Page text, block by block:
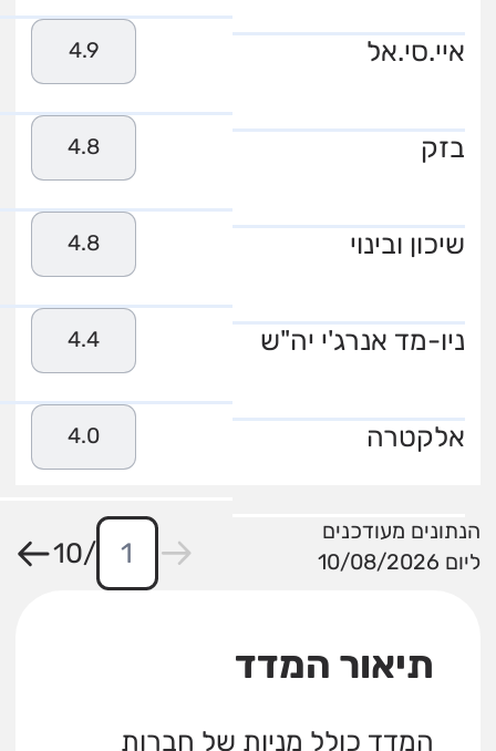
איי.סי.אל 4.9
בזק 4.8
שיכון ובינוי 4.8
ניו-מד אנרג'י יה"ש 4.4
אלקטרה 4.0
הנתונים מעודכנים
ליום 10/08/2026
/
10
תיאור המדד
המדד כולל מניות של חברות